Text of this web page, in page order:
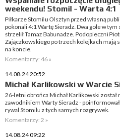
weekendu! Stomil - Warta 4:1
Piłkarze Stomilu Olsztyn przed własną
pokonali 4:1 Wartę Sieradz. Dwa gole w tym
strzelił Tamaz Babunadze. Podopieczni
Zajączkowskiego po trzech kolejkach mają
na koncie.
Komentarzy: 46 »
14.08.24 20:52
Michał Karlikowski w Warcie
26-letni obrońca Michał Karlikowski został
zawodnikiem Warty Sieradz -
rywal Stomilu z tych samych rozgrywek.
Komentarzy: 2 »
14.08.24 09:22